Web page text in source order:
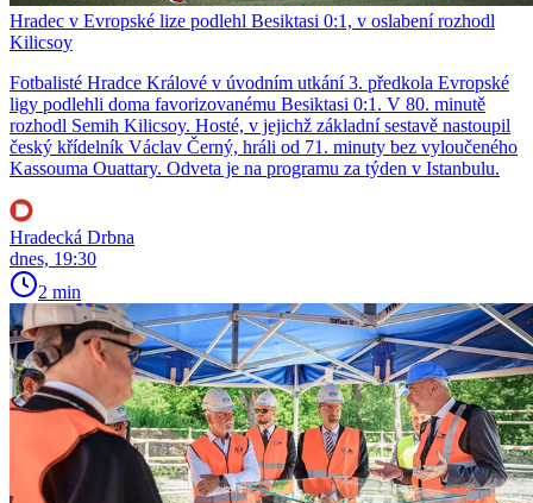
Hradec v Evropské lize podlehl Besiktasi 0:1, v oslabení rozhodl
Kilicsoy
Fotbalisté Hradce Králové v úvodním utkání 3. předkola Evropské
ligy podlehli doma favorizovanému Besiktasi 0:1. V 80. minutě
rozhodl Semih Kilicsoy. Hosté, v jejichž základní sestavě nastoupil
český křídelník Václav Černý, hráli od 71. minuty bez vyloučeného
Kassouma Ouattary. Odveta je na programu za týden v Istanbulu.
Hradecká Drbna
dnes, 19:30
2 min